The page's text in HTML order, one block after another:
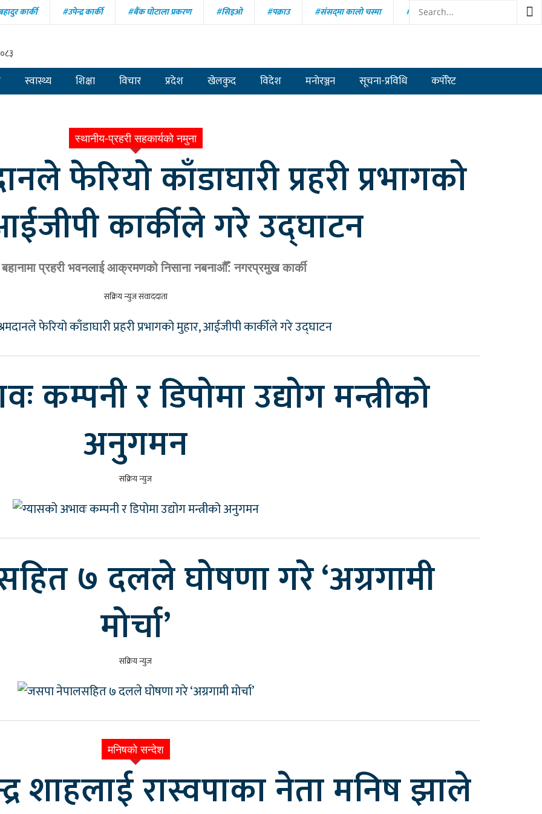
कार्की #उपेन्द्र कार्की #बैंक घोटाला प्रकरण #सिइओ #पक्राउ #संसद्‍मा कालो चस्मा #निषेध
स्वास्थ्य शिक्षा विचार प्रदेश खेलकुद विदेश मनाेरञ्जन सूचना-प्रविधि कर्पोरेट
स्थानीय-प्रहरी सहकार्यको नमुना
फेरियो काँडाघारी प्रहरी प्रभागको
कार्कीले गरे उद्घाटन
प्रहरी भवनलाई आक्रमणको निसाना नबनाऔँ: नगरप्रमुख कार्की
सक्रिय न्युज संवाददाता
कम्पनी र डिपोमा उद्योग मन्त्रीको
अनुगमन
सक्रिय न्युज
७ दलले घोषणा गरे ‘अग्रगामी
मोर्चा’
सक्रिय न्युज
मनिषको सन्देश
शाहलाई रास्वपाका नेता मनिष झाले